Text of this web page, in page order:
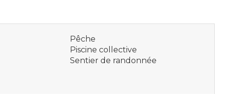
Pêche
Piscine collective
Sentier de randonnée